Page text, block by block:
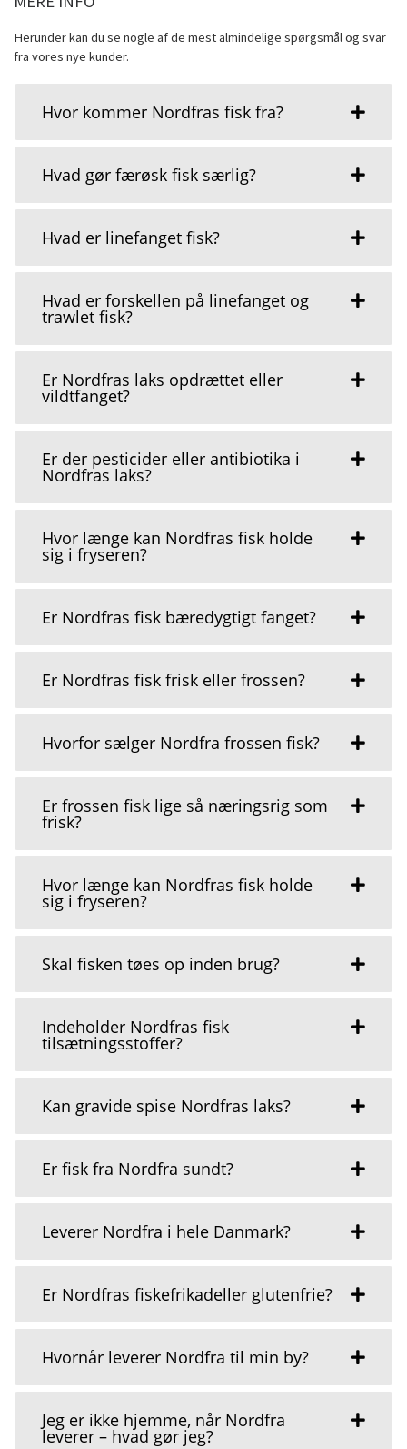
Herunder kan du se nogle af de mest almindelige spørgsmål og svar
fra vores nye kunder.
Hvor kommer Nordfras fisk fra?
Hvad gør færøsk fisk særlig?
Hvad er linefanget fisk?
Hvad er forskellen på linefanget og
trawlet fisk?
Er Nordfras laks opdrættet eller
vildtfanget?
Er der pesticider eller antibiotika i
Nordfras laks?
Hvor længe kan Nordfras fisk holde
sig i fryseren?
Er Nordfras fisk bæredygtigt fanget?
Er Nordfras fisk frisk eller frossen?
Hvorfor sælger Nordfra frossen fisk?
Er frossen fisk lige så næringsrig som
frisk?
Hvor længe kan Nordfras fisk holde
sig i fryseren?
Skal fisken tøes op inden brug?
Indeholder Nordfras fisk
tilsætningsstoffer?
Kan gravide spise Nordfras laks?
Er fisk fra Nordfra sundt?
Leverer Nordfra i hele Danmark?
Er Nordfras fiskefrikadeller glutenfrie?
Hvornår leverer Nordfra til min by?
Jeg er ikke hjemme, når Nordfra
leverer – hvad gør jeg?